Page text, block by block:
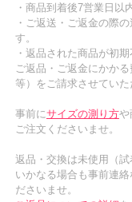
・商品到着後7営業日以
・ご返送・ご返金の際
す。
・返品された商品が初
ご返品・ご返金にかか
等）をご請求させていた
事前にサイズの測り方や
ご注文くださいませ。
返品・交換は未使用（試
いかなる場合も事前連
ださいませ。